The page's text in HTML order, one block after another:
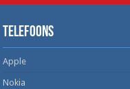
Telefoons
Apple
Nokia